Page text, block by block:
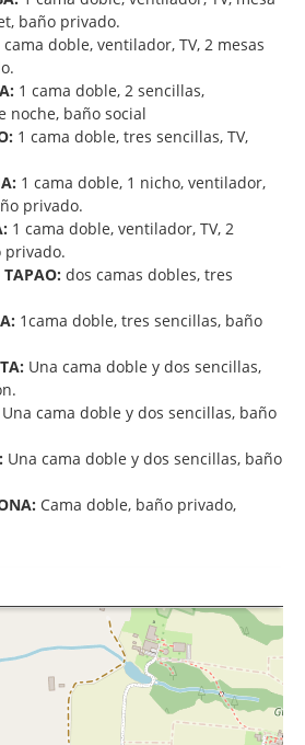
baño privado.
cama doble, ventilador, TV, 2 mesas
1 cama doble, 2 sencillas,
noche, baño social
1 cama doble, tres sencillas, TV,
1 cama doble, 1 nicho, ventilador,
privado.
1 cama doble, ventilador, TV, 2
privado.
dos camas dobles, tres
1cama doble, tres sencillas, baño
Una cama doble y dos sencillas,
Una cama doble y dos sencillas, baño
Una cama doble y dos sencillas, baño
Cama doble, baño privado,